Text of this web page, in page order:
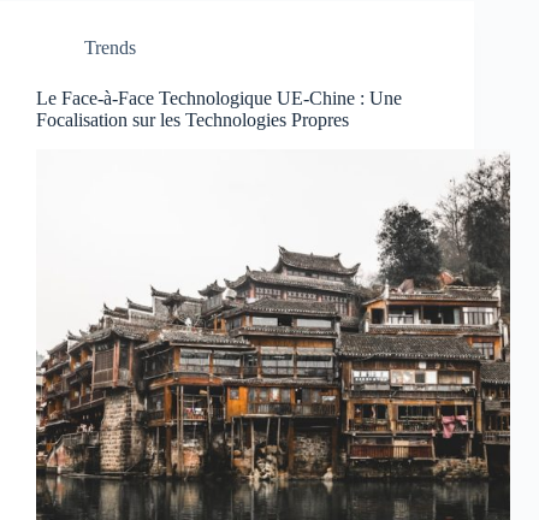
Trends
Le Face-à-Face Technologique UE-Chine : Une
Focalisation sur les Technologies Propres